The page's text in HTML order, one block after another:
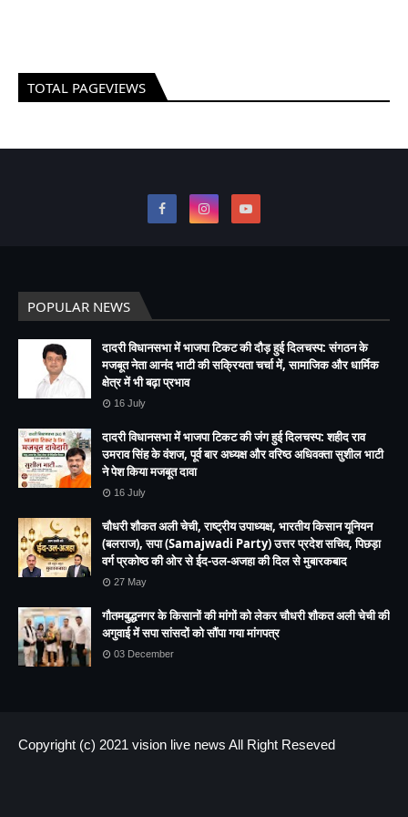
TOTAL PAGEVIEWS
POPULAR NEWS
दादरी विधानसभा में भाजपा टिकट की दौड़ हुई दिलचस्प: संगठन के
मजबूत नेता आनंद भाटी की सक्रियता चर्चा में, सामाजिक और धार्मिक
क्षेत्र में भी बढ़ा प्रभाव
16 July
दादरी विधानसभा में भाजपा टिकट की जंग हुई दिलचस्प: शहीद राव
उमराव सिंह के वंशज, पूर्व बार अध्यक्ष और वरिष्ठ अधिवक्ता सुशील भाटी
ने पेश किया मजबूत दावा
16 July
चौधरी शौकत अली चेची, राष्ट्रीय उपाध्यक्ष, भारतीय किसान यूनियन
(बलराज), सपा (Samajwadi Party) उत्तर प्रदेश सचिव, पिछड़ा
वर्ग प्रकोष्ठ की ओर से ईद-उल-अजहा की दिल से मुबारकबाद
27 May
गौतमबुद्धनगर के किसानों की मांगों को लेकर चौधरी शौकत अली चेची की
अगुवाई में सपा सांसदों को सौंपा गया मांगपत्र
03 December
Copyright (c) 2021 vision live news All Right Reseved